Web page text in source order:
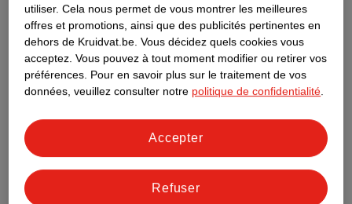
Informations relatives au produit
Informations figurant sur l'étiquette
Nature Impact Score
Ce produit n’a (pas encore) de "Nature
Impact Score".
Plus d’informations
utiliser. Cela nous permet de vous montrer les meilleures
offres et promotions, ainsi que des publicités pertinentes en
dehors de Kruidvat.be. Vous décidez quels cookies vous
acceptez. Vous pouvez à tout moment modifier ou retirer vos
préférences. Pour en savoir plus sur le traitement de vos
données, veuillez consulter notre politique de confidentialité.
Refuser
Accepter